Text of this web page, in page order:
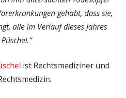
gehabt, dass sie,
alle im Verlauf dieses Jahres
ist Rechtsmediziner und